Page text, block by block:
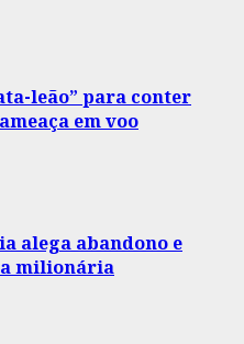
leão” para conter
em voo
alega abandono e
milionária